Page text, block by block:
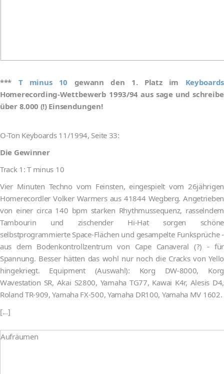
*** T minus 10 gewann den 1. Platz im Keyboards
Homerecording-Wettbewerb 1993/94 aus sage und schreibe
über 8.000 (!) Einsendungen!
O-Ton Keyboards 11/1994, Seite 33:
Die Gewinner
Track 1: T minus 10
Vier Minuten Techno vom Feinsten, eingespielt vom 26jährigen
Homerecordler Volker Warmers aus 41844 Wegberg. Angetrieben
von einer circa 140 bpm starken Rhythmussequenz, rasselndem
Tambourin und zischender Hi-Hat sorgen schöne
selbstprogrammierte Space-Flächen und gesampelte Funksprüche -
aus dem Bodenkontrollzentrum von Cape Canaveral (?) - für
Spannung. Besser hätten das wohl nur noch die Cracks von Yello
hingekriegt. Equipment (Auswahl): Korg DW-8000, Korg
Wavestation SR, Akai S2800, Yamaha TG77, Kawai K4r, Alesis D4,
Roland TR-909, Yamaha FX-500, Yamaha DR100, Yamaha MV 1602.
[...]
Aufräumen